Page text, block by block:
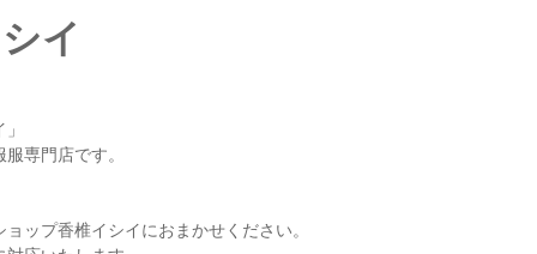
イ
専門店です。
ップ香椎イシイにおまかせください。